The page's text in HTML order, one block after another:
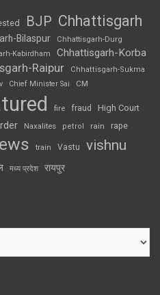
BJP Chhattisgarh
Bilaspur Chhattisgarh-Durg
Kabirdham Chhattisgarh-Korba
Raipur
Chhattisgarh-Sukma
Chief Minister Sai CM
fire fraud High Court
Naxalites petrol rain rape
train Vastu vishnu
मध्य प्रदेश रायपुर